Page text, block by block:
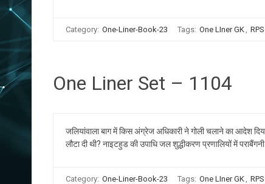
Category: One-Liner-Book-23 Tags: One LIner GK,
One Liner Set – 1104
जलियांवाला बाग में किस अंग्रेज अधिकारी ने गोली चलाने का आदेश
लौटा दी थी? नाइटहुड की उपाधि जल शुद्धीकरण प्रणालियों में
Category: One-Liner-Book-23 Tags: One LIner GK,